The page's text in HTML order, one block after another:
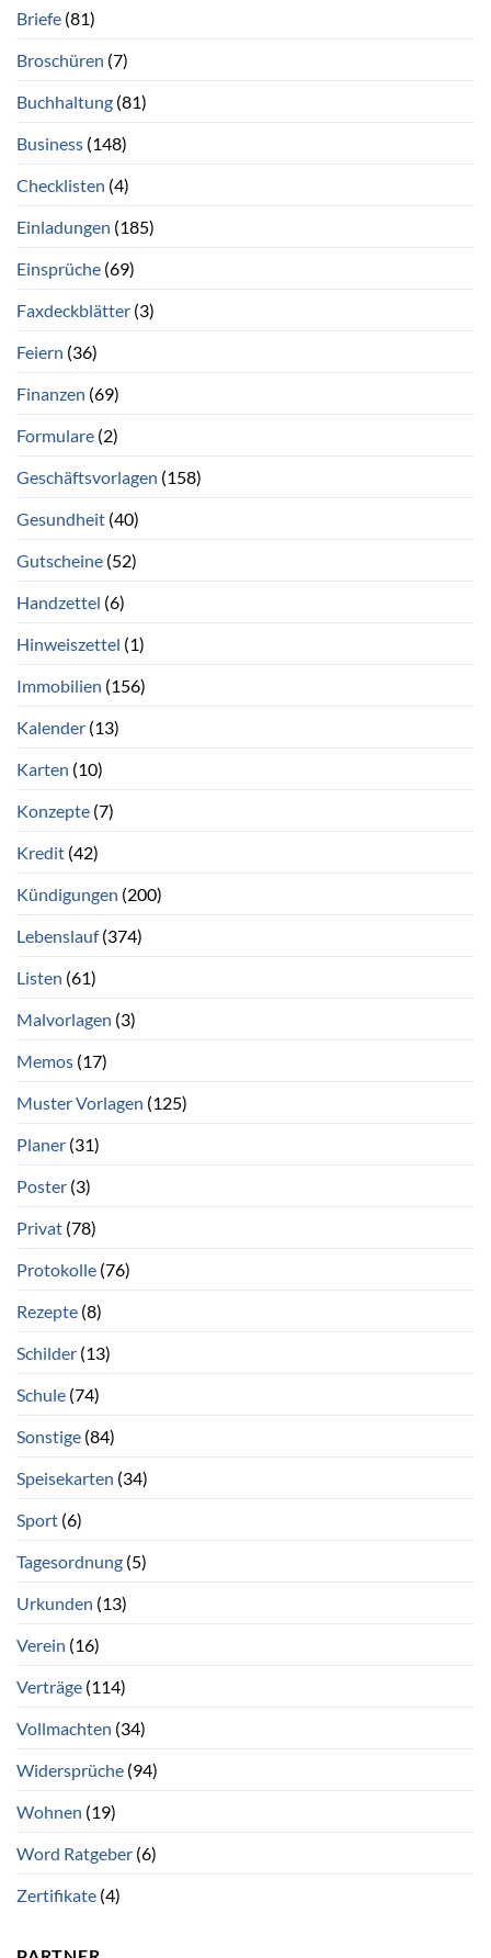
Briefe (81)
Broschüren (7)
Buchhaltung (81)
Business (148)
Checklisten (4)
Einladungen (185)
Einsprüche (69)
Faxdeckblätter (3)
Feiern (36)
Finanzen (69)
Formulare (2)
Geschäftsvorlagen (158)
Gesundheit (40)
Gutscheine (52)
Handzettel (6)
Hinweiszettel (1)
Immobilien (156)
Kalender (13)
Karten (10)
Konzepte (7)
Kredit (42)
Kündigungen (200)
Lebenslauf(374)
Listen (61)
Malvorlagen (3)
Memos (17)
Muster Vorlagen (125)
Planer (31)
Poster (3)
Privat (78)
Protokolle (76)
Rezepte (8)
Schilder (13)
Schule (74)
Sonstige (84)
Speisekarten (34)
Sport (6)
Tagesordnung (5)
Urkunden (13)
Verein (16)
Verträge (114)
Vollmachten (34)
Widersprüche (94)
Wohnen (19)
Word Ratgeber (6)
Zertifikate (4)